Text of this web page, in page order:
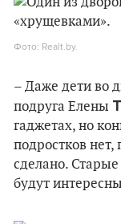
Фото: Realt.by.
– Даже дети во
подруга Елены
гаджетах, но
подростков нет,
сделано.
будут